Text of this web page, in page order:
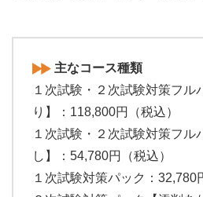
主なコース種類
１次試験・２次試験対策フル
り】：118,800円（税込）
１次試験・２次試験対策フル
し】：54,780円（税込）
１次試験対策パック：32,780